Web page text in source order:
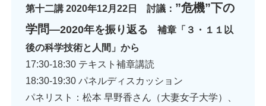
第十二講 2020年12月22日 討議： ”危機”下の
学問―2020年を振り返る
補章「３・１１以
後の科学技術と人間」から
17:30-18:30 テキスト補章講読
18:30-19:30 パネルディスカッション
パネリスト：松本 早野香さん（大妻女子大学）、